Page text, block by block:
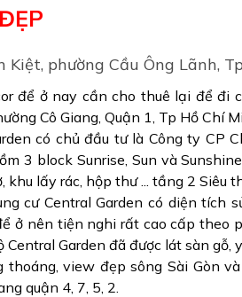
Kiệt, phường Cầu Ông Lãnh,
để ở nay cần cho thuê lại để đi
Cô Giang, Quận 1, Tp Hồ Chí
có chủ đầu tư là Công ty CP
3 block Sunrise, Sun và
lấy rác, hộp thư ... tầng 2 Siêu
cư Central Garden có diện tích
ở nên tiện nghi rất cao cấp theo
Garden đã được lát sàn gỗ,
thoáng, view đẹp sông Sài Gòn
quận 4, 7, 5, 2.